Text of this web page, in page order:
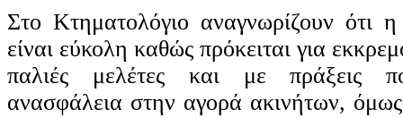
Στο Κτηματολόγιο αναγνωρίζουν ότι
είναι εύκολη καθώς πρόκειται για
παλιές μελέτες και με πράξεις
ανασφάλεια στην αγορά ακινήτων,